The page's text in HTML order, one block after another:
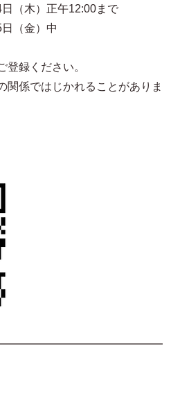
（木）正午12:00まで
（金）中
録ください。
関係ではじかれることがありま